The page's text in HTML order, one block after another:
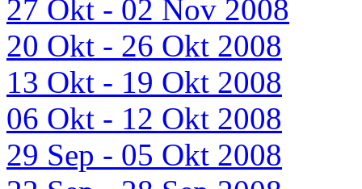
27 Okt - 02 Nov 2008
20 Okt - 26 Okt 2008
13 Okt - 19 Okt 2008
06 Okt - 12 Okt 2008
29 Sep - 05 Okt 2008